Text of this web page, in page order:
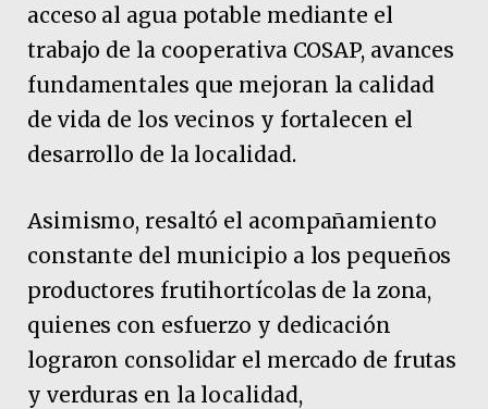
acceso al agua potable mediante el
trabajo de la cooperativa COSAP, avances
fundamentales que mejoran la calidad
de vida de los vecinos y fortalecen el
desarrollo de la localidad.
Asimismo, resaltó el acompañamiento
constante del municipio a los pequeños
productores frutihortícolas de la zona,
quienes con esfuerzo y dedicación
lograron consolidar el mercado de frutas
y verduras en la localidad,